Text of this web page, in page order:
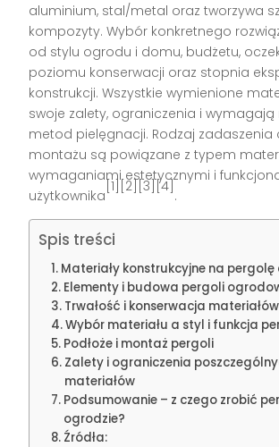
aluminium, stal/metal oraz tworzywa
kompozyty. Wybór konkretnego
od stylu ogrodu i domu, budżetu,
poziomu konserwacji oraz stopnia
konstrukcji. Wszystkie wymienione
swoje zalety, ograniczenia i wymagają
metod pielęgnacji. Rodzaj zadaszenia
montażu są powiązane z typem
wymaganiami estetycznymi i
użytkownika
[1][2][3][4]
.
Spis treści
Materiały konstrukcyjne na
Elementy i budowa pergoli
Trwałość i konserwacja materiałów
Wybór materiału a styl i funkcja
Podłoże i montaż pergoli
Zalety i ograniczenia
materiałów
Podsumowanie – z czego zrobić
ogrodzie?
Źródła: